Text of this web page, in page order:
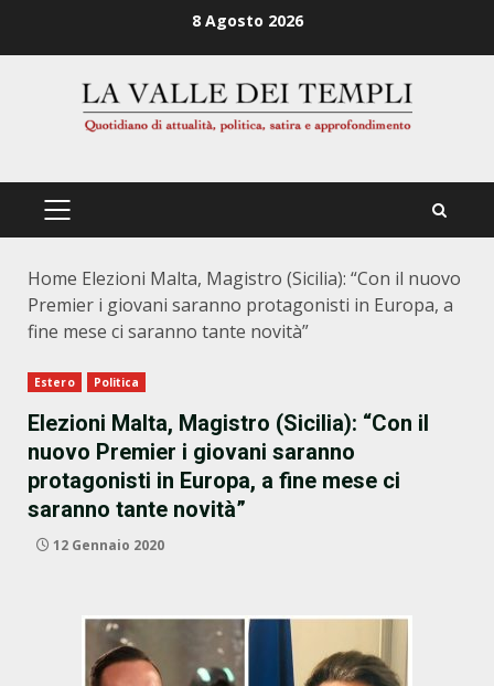
8 Agosto 2026
PRIMÄRES
Home Elezioni Malta, Magistro (Sicilia): “Con il nuovo
Premier i giovani saranno protagonisti in Europa, a
fine mese ci saranno tante novità”
Estero Politica
Elezioni Malta, Magistro (Sicilia): “Con il
nuovo Premier i giovani saranno
protagonisti in Europa, a fine mese ci
saranno tante novità”
12 Gennaio 2020